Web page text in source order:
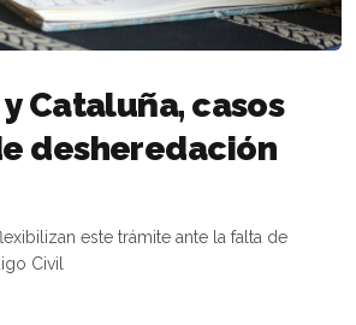
y Cataluña, casos
desheredación
este trámite ante la falta de
Civil